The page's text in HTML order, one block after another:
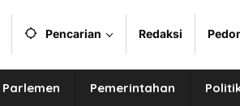
Pencarian Redaksi
Parlemen Pemerintahan